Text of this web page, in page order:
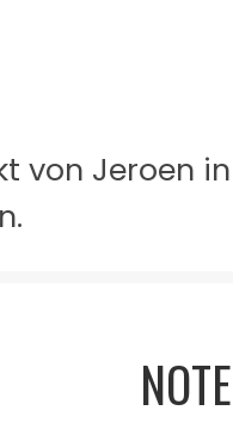
von Jeroen